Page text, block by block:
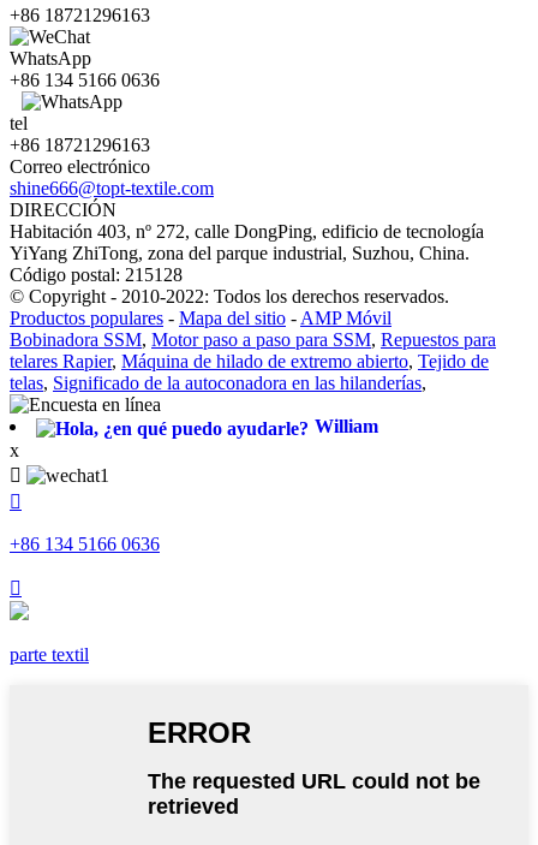
+86 18721296163
WhatsApp
+86 134 5166 0636
tel
+86 18721296163
Correo electrónico
shine666@topt-textile.com
DIRECCIÓN
Habitación 403, nº 272, calle DongPing, edificio de tecnología
YiYang ZhiTong, zona del parque industrial, Suzhou, China.
Código postal: 215128
© Copyright - 2010-2022: Todos los derechos reservados.
Productos populares - Mapa del sitio - AMP Móvil
Bobinadora SSM, Motor paso a paso para SSM, Repuestos para
telares Rapier, Máquina de hilado de extremo abierto, Tejido de
telas, Significado de la autoconadora en las hilanderías,
William
x


+86 134 5166 0636

parte textil